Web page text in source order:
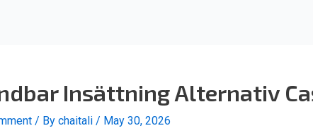
Insättning Alternativ
/ By chaitali / May 30, 2026